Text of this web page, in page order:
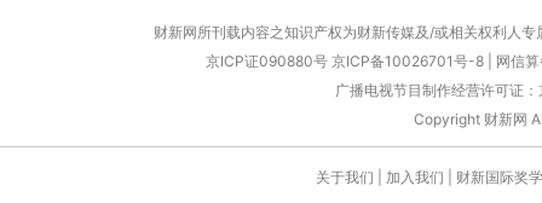
财新网所刊载内容之知识产权为财新传媒及/或相关权利人
京ICP证090880号 京ICP备10026701号-8
网信
广播电视节目制作经营许可证
Copyright 财新网
关于我们 加入我们 财新国际奖